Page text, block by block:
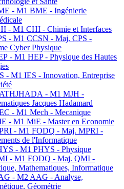
- M1 BME - Ingénierie
- M1 CHI - Chimie et Interfaces
- M1 CCSN - Maj. CPS -
Cyber Physique
- M1 HEP - Physique des Hautes
- M1 IES - Innovation, Entreprise
- M1 MJH -
Jacques Hadamard
- M1 Mech - Mecanique
- M1 MiE - Master en Economie
- M1 FODQ - Maj. MPRI -
de l'Informatique
- M1 PHYS - Physique
- M1 FODQ - Maj. QMI -
Mathematiques, Informatique
- M2 AAG - Analyse,
Géométrie